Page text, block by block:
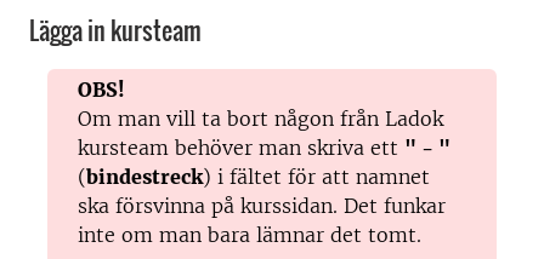
Lägga in kursteam
OBS!
Om man vill ta bort någon från Ladok
kursteam behöver man skriva ett " - "
(bindestreck) i fältet för att namnet
ska försvinna på kurssidan. Det funkar
inte om man bara lämnar det tomt.